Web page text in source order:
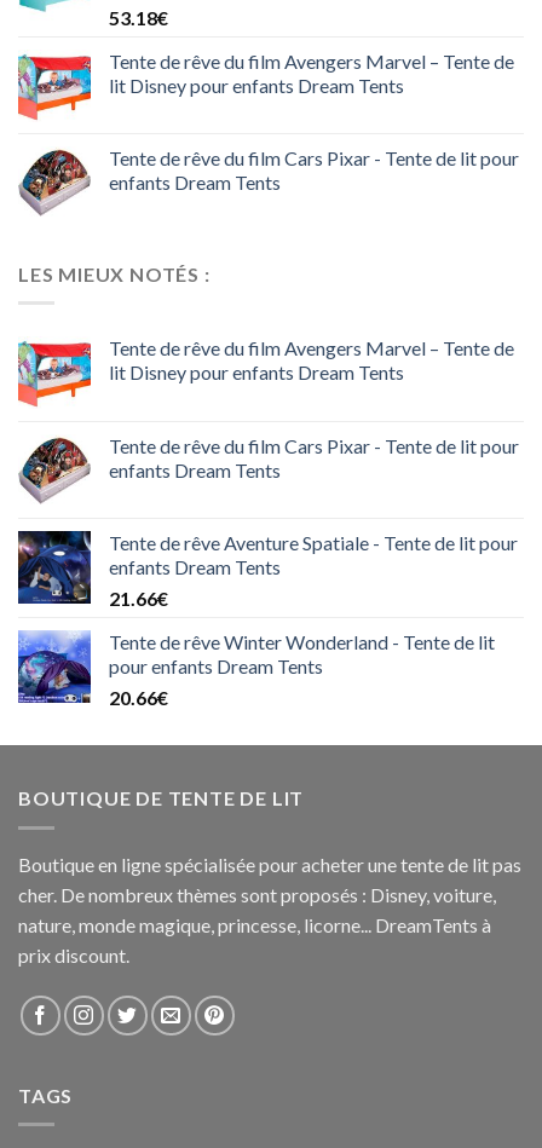
53.18€
Tente de rêve du film Avengers Marvel – Tente de
lit Disney pour enfants Dream Tents
Tente de rêve du film Cars Pixar - Tente de lit pour
enfants Dream Tents
LES MIEUX NOTÉS :
Tente de rêve du film Avengers Marvel – Tente de
lit Disney pour enfants Dream Tents
Tente de rêve du film Cars Pixar - Tente de lit pour
enfants Dream Tents
Tente de rêve Aventure Spatiale - Tente de lit pour
enfants Dream Tents
21.66€
Tente de rêve Winter Wonderland - Tente de lit
pour enfants Dream Tents
20.66€
BOUTIQUE DE TENTE DE LIT
Boutique en ligne spécialisée pour acheter une tente de lit pas
cher. De nombreux thèmes sont proposés : Disney, voiture,
nature, monde magique, princesse, licorne... DreamTents à
prix discount.
TAGS